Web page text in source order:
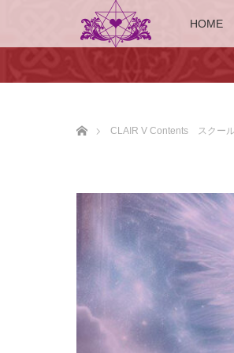
HOME
CLAIR V Contents スクー